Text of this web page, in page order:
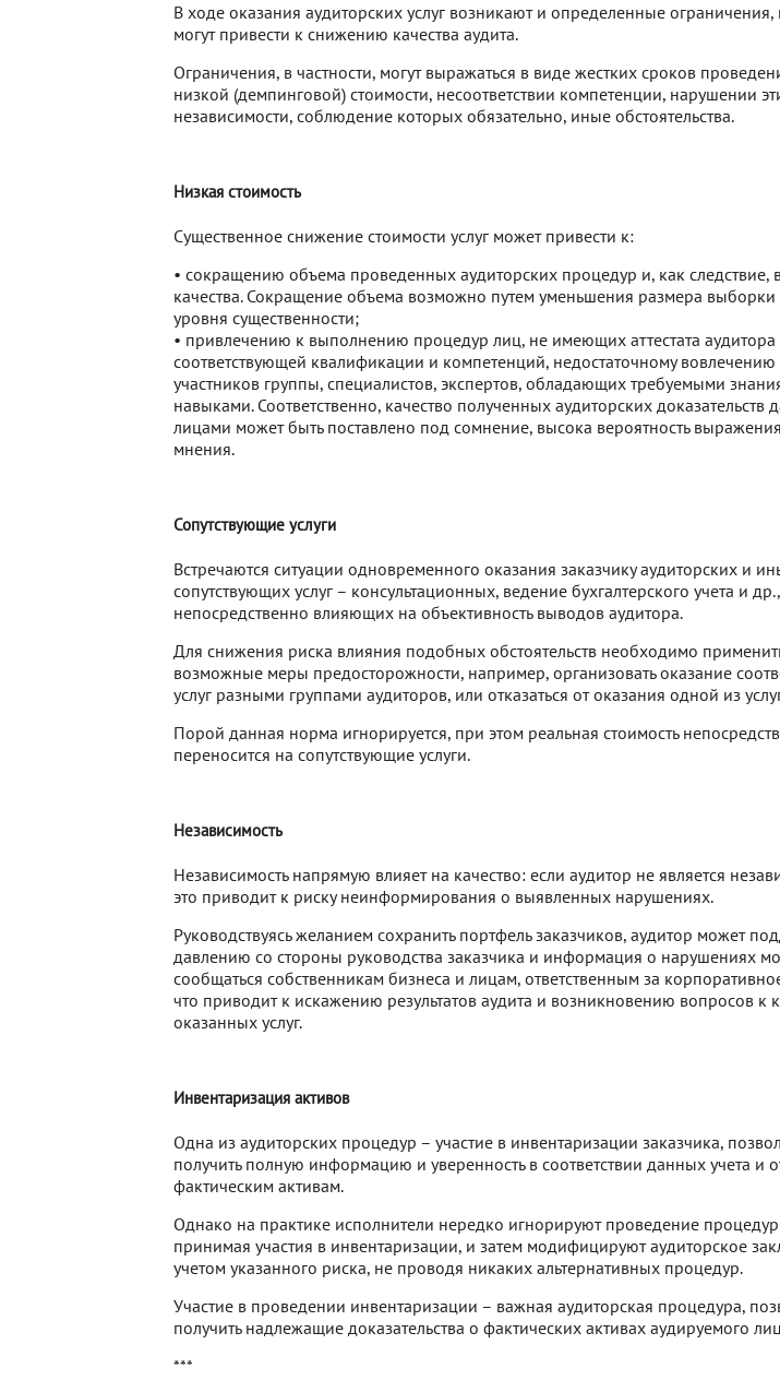
В ходе оказания аудиторских услуг возникают и определенные
могут привести к снижению качества аудита.
Ограничения, в частности, могут выражаться в виде жестких сроков
низкой (демпинговой) стоимости, несоответствии компетенции, нарушении
независимости, соблюдение которых обязательно, иные обстоятельства.
Низкая стоимость
Существенное снижение стоимости услуг может привести к:
• сокращению объема проведенных аудиторских процедур и, как следствие,
качества. Сокращение объема возможно путем уменьшения размера выборки
уровня существенности;
• привлечению к выполнению процедур лиц, не имеющих аттестата аудитора
соответствующей квалификации и компетенций, недостаточному
участников группы, специалистов, экспертов, обладающих требуемыми
навыками. Соответственно, качество полученных аудиторских доказательств
лицами может быть поставлено под сомнение, высока вероятность
мнения.
Сопутствующие услуги
Встречаются ситуации одновременного оказания заказчику аудиторских и
сопутствующих услуг – консультационных, ведение бухгалтерского учета и др.,
непосредственно влияющих на объективность выводов аудитора.
Для снижения риска влияния подобных обстоятельств необходимо
возможные меры предосторожности, например, организовать оказание
услуг разными группами аудиторов, или отказаться от оказания одной из
Порой данная норма игнорируется, при этом реальная стоимость
переносится на сопутствующие услуги.
Независимость
Независимость напрямую влияет на качество: если аудитор не является
это приводит к риску неинформирования о выявленных нарушениях.
Руководствуясь желанием сохранить портфель заказчиков, аудитор может
давлению со стороны руководства заказчика и информация о нарушениях
сообщаться собственникам бизнеса и лицам, ответственным за
что приводит к искажению результатов аудита и возникновению вопросов к
оказанных услуг.
Инвентаризация активов
Одна из аудиторских процедур – участие в инвентаризации заказчика,
получить полную информацию и уверенность в соответствии данных учета и
фактическим активам.
Однако на практике исполнители нередко игнорируют проведение
принимая участия в инвентаризации, и затем модифицируют аудиторское
учетом указанного риска, не проводя никаких альтернативных процедур.
Участие в проведении инвентаризации – важная аудиторская процедура,
получить надлежащие доказательства о фактических активах аудируемого
***